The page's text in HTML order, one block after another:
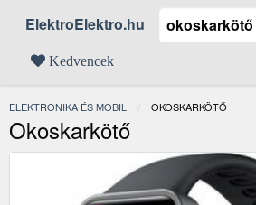
ElektroElektro.hu
Kedvencek
ELEKTRONIKA ÉS MOBIL JELENLEGI:
OKOSKARKÖTŐ
Okoskarkötő